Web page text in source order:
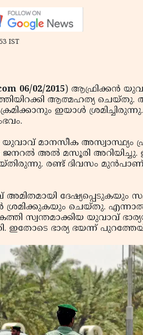
IST
06/02/2015) ആഫ്രിക്കന്‍
ആത്മഹത്യ
ഇയാള്‍
മാനസീക അസ്വാസ്ഥ്യം
ജനറല്‍ അല്‍ മസൂരി അറിയിച്ചു.
രണ്ട് ദിവസം
അമിതമായി ദേഷ്യപ്പെടുകയും
ചെയ്തു. എന്നാല്‍
സ്വന്തമാക്കിയ യുവാവ്
ഇതോടെ ഭാര്യ ഭയന്ന്